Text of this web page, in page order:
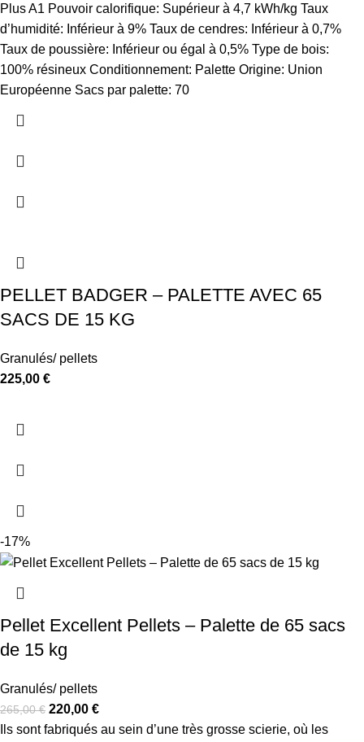
Plus A1 Pouvoir calorifique: Supérieur à 4,7 kWh/kg Taux
d’humidité: Inférieur à 9% Taux de cendres: Inférieur à 0,7%
Taux de poussière: Inférieur ou égal à 0,5% Type de bois:
100% résineux Conditionnement: Palette Origine: Union
Européenne Sacs par palette: 70
PELLET BADGER – PALETTE AVEC 65
SACS DE 15 KG
Granulés/ pellets
225,00 €
-17%
Pellet Excellent Pellets – Palette de 65 sacs
de 15 kg
Granulés/ pellets
265,00€ 220,00 €
Ils sont fabriqués au sein d’une très grosse scierie, où les